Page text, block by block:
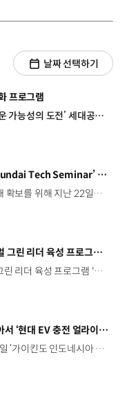
날짜 선택하기
프로그램
‘새로운 현대로템 새로운 가능성의 도전’ 세대공감 변화 프로그램 진행 세대 특징에 따른 New Rotem Way 내재화 시니어 70년대생 주니어 90년대생 세대별 특성에 따른 맞춤형 프로그램 이현 책임매니저 / 현대로템 교육문화팀현대로템은 세대 간의 이해도를 높이고 구성원들이 한 방향을 바라볼 수 있는 동기를 유발할 수 있도록 세대공감 변화 프로그램을 운영하고 있습니다. [90년대생 프로그램] 주도적 마인드셋을 통해 나의 가치를 높이는 습관 [70년대생 프로그램] 세련되고 스마트한 시니어가 되기 위한 열정 리부트 같은 세대끼리 스킨십을 통한 시너지 향상 곽정은 칼럼리스트의 세대 맞춤형 특강 곽정은 칼럼리스트일하면서 감정을 관리하고 또 마음을 돌본다는 것이 쉽지는 않죠. 하지만 여러분들 귀한 재능을 펼치시면서 경험하는 많은 현장들 속에서 자신을 사랑하고 또 타인을 돌보는 귀한 여정을 걸어가셨으면 하는 바람이 있습니다. 현대로템 여러분 모두 파이팅. 세대별 참여형 액티비티 프로그램 진행 70년대생 단체 탁구, 팀 크레인, 지구를 굴려라, 릴레이 줄넘기 문종훈 책임연구원 / 현대로템 유도무기개발팀 세대공감 프로그램을 통해서 젊은 세대와 우리 세대가 같이 즐겁게 공존해가며 갈 수 있는 방법들을 생각해보는 좋은 기회가 됐으면 합니다. 90년대생 실내 조정, 스피드 스택스, 파이프 릴레이 배지원 연구원 / 현대로템 추진시험팀70년대생 세대와 90년대생 세대가 다르다는 것을 인정하고 서로 이해할 수 있도록 회사 차원에서 도와주셔서, 서로 협업해서 프로젝트 같은 것도 진행할 수 있도록 도와주는 좋은 제도라고 생각합니다. 강의식 교육에서 벗어나 세대 공감 활동을 통한 자연스러운 변화 유도 이상민 책임연구원 / 현대로템 운반설비연구팀 오랜만에 이렇게 땀도 흘리고 다 같은 세대잖아요. 이런 활동을 하니까 너무 재밌네요. 서로 서로 이렇게 크게 웃은 적이 없었는데 많이 웃었어요. 즐겁습니다. 김석원 연구원 / 현대로템 추진시험팀 이런 자리가 좀 많았으면 좋겠습니다. 잘못한 부분도 스스로 좀 많이 깨달았고 저희뿐만 아니라 70년생 분들도 많이 참여했으면 좋겠습니다. 세대공감 변화 프로그램을 통해 세대 간 장벽 해소 70년대생 90년대생 성장과 공감의 장이 된 시간
현대자동차, ‘2024 Hyundai Tech Seminar’ 개최
현대차가 해외 우수인재 확보를 위해 지난 22일부터 이틀간 ‘2024 Hyundai Tech Seminar'를 개최했습니다. 현대차는 해외 우수 이공계 박사 채용을 위해 매년 다양한 노력을 기울이고 있는데요. 올해는 기존에 진행했던 홍보 중심의 대규모 콘퍼런스 형식에서 벗어나, 1차 온라인 면접에 합격한 해외 이공계 박사들을 롤링힐스 호텔로 초청해 최종 면접을 겸한 테크 세미나를 열었습니다. 현대차는 본격적인 면접에 앞서 이번 테크 세미나에 참석한 해외 우수 인재들에게 현대차의 비전과 주요 사업, 연구개발 전략, 그리고 Hyundai way를 공유했습니다. 배터리, Data SW, AAM, 스마트팩토리, 친환경 등 다섯 개의 분야별 세미나에서는 현직자들의 생생한 조직소개와 함께 지원자들의 연구분야에 대한 활발한 질의와 토론을 통해 전문성을 심층적으로 검증하고 기술을 교류하는 시간을 가졌습니다. 아울러 HR 평가와 면담을 통해 조직 적합성을 검증하고 네트워킹 세션을 마련해 지원자가 현직자, HR담당자와 직접 소통할 수 있는 기회를 제공했습니다. 김혜인 부사장 / 현대자동차 HR본부올해부터는 Tech Seminar를 통해 실제 면접 대상자들을 국내 초청하여 기술 교류의 장을 마련하고, 최종 선발까지 진행할 계획입니다. 이를 통해 연구 분야별 글로벌 우수 인재를 적극적으로 영입하여 당사의 RD 기술 경쟁력을 강화하겠습니다. 한편 현대차는 남양연구소의 주요 연구시설들을 견학하는 연구소 투어 프로그램도 진행했는데요. 연구소 내 주행 시험장, 수소 충전소, 파이롯트센터 등을 둘러보며 현대차의 근무 환경에 대한 이해도를 높이고 입사 의지를 다질 수 있게 했습니다. 현대차는 앞으로도 해외 대학의 우수한 이공계 Top Talent 영입을 위한 다양한 노력들을 더욱 적극적으로 추진해나갈 계획입니다.
현대자동차그룹, 글로벌 그린 리더 육성 프로그램 ‘해피무브 the Green’ 론칭
현대차그룹이 글로벌 그린 리더 육성 프로그램 '해피무브 더 그린’을 론칭하며 미래 친환경 인재 양성에 나섭니다. '해피무브 더 그린'은 환경을 테마로 국내와 독일에서 진행되는 대학생 사회공헌 프로그램인데요. 지난 22일, 현대차그룹 관계자들과 대학생 단원 100명, 임직원 멘토 20명 등이 참석한 가운데 경기도 광주 곤지암 리조트에서 해피무브 더 그린 발대식을 개최했습니다. 함승현 책임매니저 / 현대자동차·기아 지속경영기획팀새로운 '해피무브 더 그린'은 환경 이슈에 초점을 맞춰 현대차그룹에서 진행하는 환경 CSR과 연계된 활동을 하는 것이 특징인데요. 함께하는 모든 학생들이 오늘의 환경을 배우고 내일의 환경을 지키는 친환경 리더로 성장하는 데 조금이나마 이 프로그램이 기여했으면 좋겠습니다. 단원들은 발대식을 시작으로 어제까지 3박 4일 동안 현대차그룹의 대표 CSR 사업지인 여의샛강 생태공원과 진천 미호강, 미르숲에서 자연놀이터 및 생태못 조성, 생물대탐사 등 다양한 친환경 활동을 펼쳤는데요. 8월 중에는 4박 6일간 독일의 주요 친환경 랜드마크를 방문해 친환경 정책 도입 사례를 학습합니다. 오지연 / 해피무브 더 그린 대학생 단원가끔 플로깅을 한다든지 업사이클링 브랜드를 이용한다든지 혼자 환경에 대한 관심을 이어오고 있었는데 이렇게 관심사가 같은 친구들과 보다 전문적인 활동을 할 수 있다는 것이 매우 소중한 기회인 것 같습니다. 대학생 단원들은 국내외 활동을 거쳐 현대차그룹의 환경 CSR 아이디어를 구상해 9월 예정된 수료식에서 발표하게 되며 현대차그룹은 우수팀 총 6팀에 포상을 수여하고 제안된 아이디어의 실제 적용 여부도 검토할 예정입니다. 현대차그룹은 대학생들이 친환경 리더로 나아갈 수 있도록 다양한 경험을 제공하며 미래 친환경 인재 양성에 힘써 나갈 계획입니다.
현대자동차, 인도네시아서 ‘현대 EV 충전 얼라이언스’ 업무협약 체결
현대차가 현지 시각 19일 ‘가이킨도 인도네시아 국제 오토 쇼 2024’에서 인도네시아 민간 충전 사업자 6개 업체와 ‘현대 EV 충전 얼라이언스’ 구축을 위한 업무협약을 체결했습니다. 이번 업무협약을 통해 현대차 전기차 고객은 별도의 회원 가입, 결제 수단 등록 없이 ‘마이현대’ 앱으로 타 업체의 충전 시설을 간편하게 이용할 수 있게 됐는데요. 인도네시아에서 총 429개소 696기의 EV 충전 인프라가 해당되며, 인도네시아 민간 EV 충전기의 약 97%에 달하는 수치입니다. 이외에도 현대차는 전기차 신차 고객에게 현대 전기차 충전 얼라이언스에 속한 업체의 충전소에서 1년간 사용할 수 있는 충전량 50kWh를 매월 제공하는 ‘EV 충전 서비스 프로그램’을 실시합니다.